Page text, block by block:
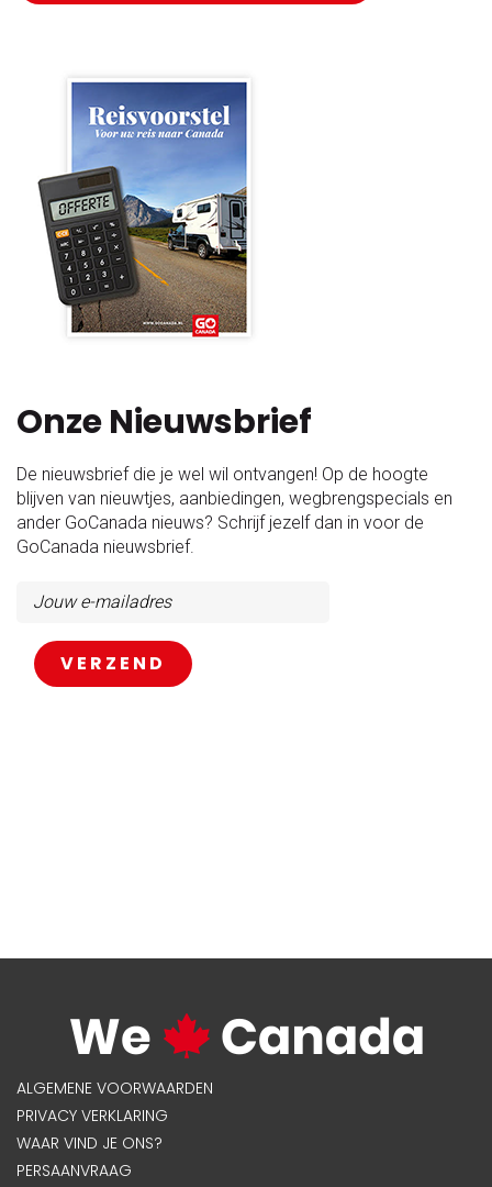
Onze Nieuwsbrief
De nieuwsbrief die je wel wil ontvangen! Op de hoogte
blijven van nieuwtjes, aanbiedingen, wegbrengspecials en
ander GoCanada nieuws? Schrijf jezelf dan in voor de
GoCanada nieuwsbrief.
ALGEMENE VOORWAARDEN
PRIVACY VERKLARING
WAAR VIND JE ONS?
PERSAANVRAAG